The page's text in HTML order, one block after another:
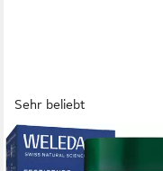
Sehr beliebt
WELEDA
Nachtcreme FESTIGENDE